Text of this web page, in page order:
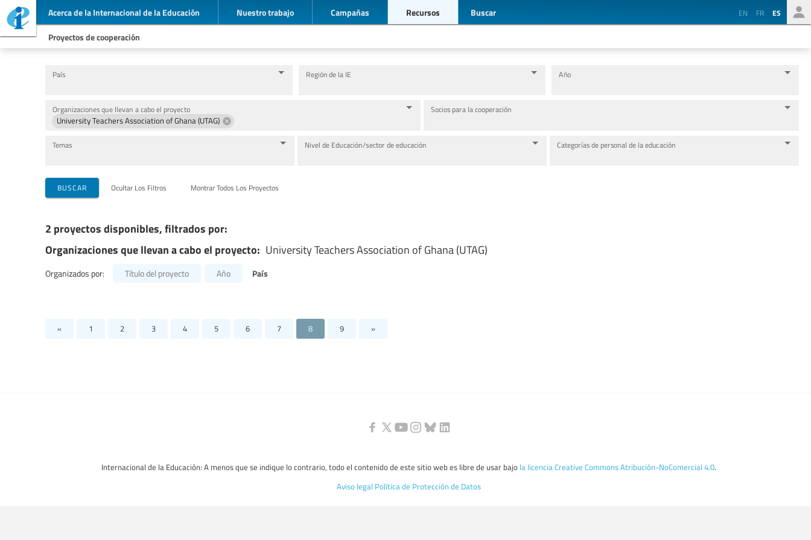
Acerca de la Internacional de la Educación Nuestro trabajo Campañas Recursos Buscar EN FR ES
Proyectos de cooperación
País Región de la IE Año
Organizaciones que llevan a cabo el proyecto
University Teachers Association of Ghana (UTAG)
Socios para la cooperación
Temas Nivel de Educación/sector de educación Categorías de personal de la educación
BUSCAR Ocultar Los Filtros Montrar Todos Los Proyectos
2 proyectos disponibles, filtrados por:
Organizaciones que llevan a cabo el proyecto: University Teachers Association of Ghana (UTAG)
Organizados por: Título del proyecto Año País
« 1 2 3 4 5 6 7 8 9 »
Internacional de la Educación: A menos que se indique lo contrario, todo el contenido de este sitio web es libre de usar bajo la licencia Creative Commons Atribución-NoComercial 4.0.
Aviso legal Política de Protección de Datos